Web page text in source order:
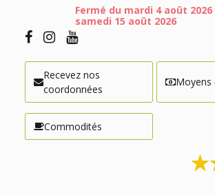
Fermé du mardi 4 août 2026
samedi 15 août 2026
Recevez nos
coordonnées
Moyens
Commodités